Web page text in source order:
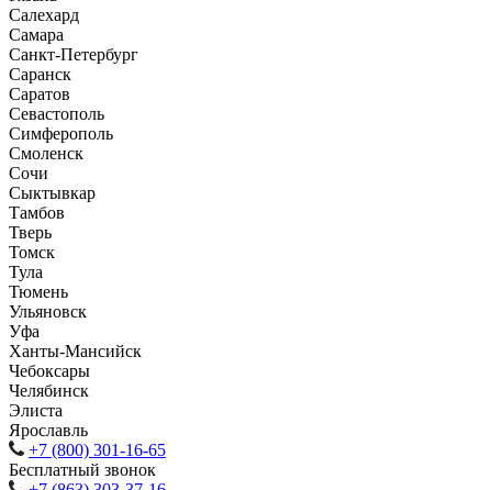
Салехард
Самара
Санкт-Петербург
Саранск
Саратов
Севастополь
Симферополь
Смоленск
Сочи
Сыктывкар
Тамбов
Тверь
Томск
Тула
Тюмень
Ульяновск
Уфа
Ханты-Мансийск
Чебоксары
Челябинск
Элиста
Ярославль
+7 (800) 301-16-65
Бесплатный звонок